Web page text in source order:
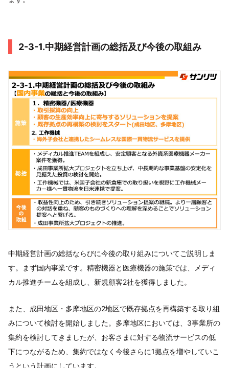
2-3-1.中期経営計画の総括及び今後の取組み
中期経営計画の総括ならびに今後の取り組みについてご説明しま
す。まず国内事業です。精密機器と医療機器の施策では、メディ
カル推進チームを組成し、新規顧客2社を獲得しました。
また、成田地区・多摩地区の2地区で既存拠点を再構築する取り組
みについて検討を開始しました。多摩地区においては、3事業所の
集約を検討してきましたが、お客さまに対する物流サービスの低
下につながるため、集約ではなく今後さらに1拠点を増やしていこ
うという計画にしています。